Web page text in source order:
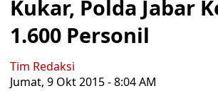
Kukar, Polda Jabar
1.600 Personil
Tim Redaksi
Jumat, 9 Okt 2015 - 8:04 AM